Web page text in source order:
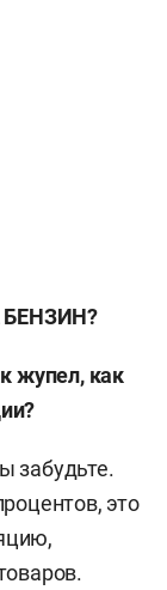
жупел, как
забудьте.
это